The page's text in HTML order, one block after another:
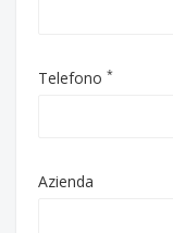
Telefono *
Azienda